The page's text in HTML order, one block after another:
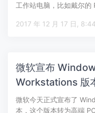
工作站电脑，比如戴尔的
2017 年 12
微软宣布
Workstations 版
微软今天正式宣布了
本，这个版本转为高端